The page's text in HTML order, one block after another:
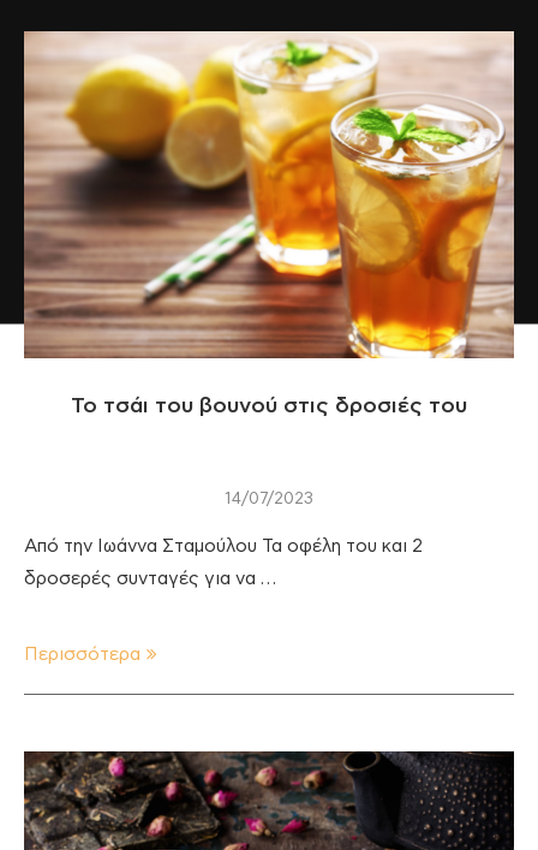
Το τσάι του βουνού στις δροσιές του
14/07/2023
Από την Ιωάννα Σταμούλου Τα οφέλη του και 2
δροσερές συνταγές για να …
Περισσότερα